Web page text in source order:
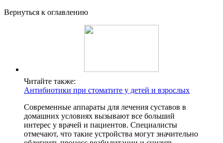
Вернуться к оглавлению
Читайте также:
Антибиотики при стоматите у детей и взрослых
Современные аппараты для лечения суставов в
домашних условиях вызывают все больший
интерес у врачей и пациентов. Специалисты
отмечают, что такие устройства могут значительно